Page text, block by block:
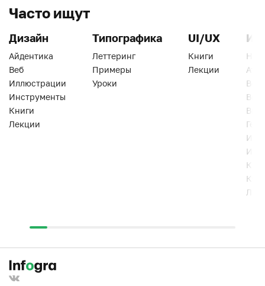
Часто ищут
Дизайн
Айдентика
Веб
Иллюстрации
Инструменты
Книги
Лекции
Типографика
Леттеринг
Примеры
Уроки
UI/UX
Книги
Лекции
Веб